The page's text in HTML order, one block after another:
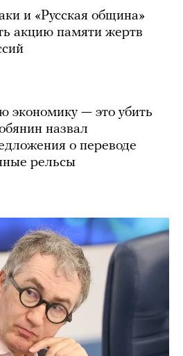
и «Русская община»
акцию памяти жертв
экономику — это убить
назвал
о переводе
рельсы